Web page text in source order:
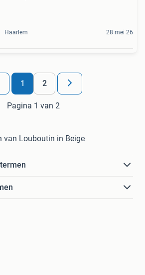
Haarlem 28 mei 26
1 2
Pagina 1 van 2
van Louboutin in Beige